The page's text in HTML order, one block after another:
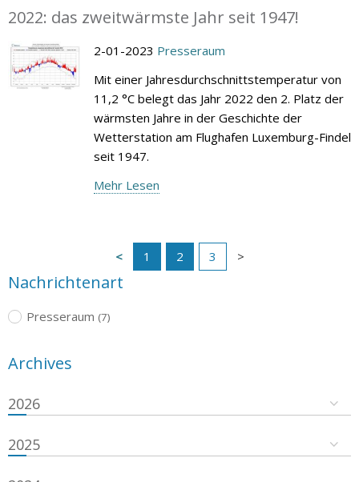
2022: das zweitwärmste Jahr seit 1947!
2-01-2023 Presseraum
Mit einer Jahresdurchschnittstemperatur von
11,2 °C belegt das Jahr 2022 den 2. Platz der
wärmsten Jahre in der Geschichte der
Wetterstation am Flughafen Luxemburg-Findel
seit 1947.
Mehr Lesen
1 2 3
Nachrichtenart
Presseraum (7)
Archives
2026
2025